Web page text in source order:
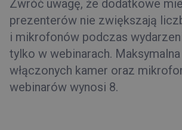
Zwróć uwagę, że dodatkowe
prezenterów nie zwiększają
i mikrofonów podczas
tylko w webinarach.
włączonych kamer oraz
webinarów wynosi 8.